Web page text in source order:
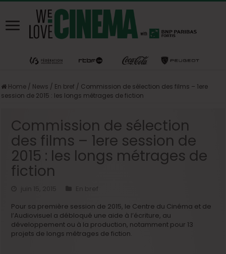
Home / News / En bref / Commission de sélection des films – 1ere
session de 2015 : les longs métrages de fiction
Commission de sélection
des films – 1ere session de
2015 : les longs métrages de
fiction
En bref
Pour sa première session de 2015, le Centre du Cinéma et de
l’Audiovisuel a débloqué une aide à l’écriture, au
développement ou à la production, notamment pour 13
projets de longs métrages de fiction.